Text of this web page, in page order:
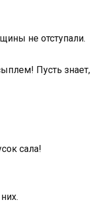
не отступали.
Пусть знает,
сала!